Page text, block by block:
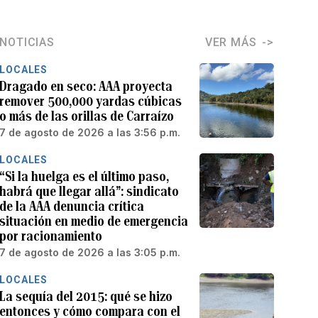
NOTICIAS VER MÁS
LOCALES
Dragado en seco: AAA proyecta
remover 500,000 yardas cúbicas
o más de las orillas de Carraízo
7 de agosto de 2026 a las 3:56 p.m.
LOCALES
“Si la huelga es el último paso,
habrá que llegar allá”: sindicato
de la AAA denuncia crítica
situación en medio de emergencia
por racionamiento
7 de agosto de 2026 a las 3:05 p.m.
LOCALES
La sequía del 2015: qué se hizo
entonces y cómo compara con el